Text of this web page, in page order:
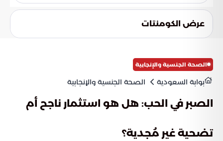
الأسر المتعففة، وزيارة المرضى وكبار السن، والمشاركة في الأعمال
عرض الكومنتات
الصحة الجنسية والإنجابية
بوابة السعودية الصحة الجنسية والإنجابية
الصبر في الحب: هل هو استثمار ناجح أم
تضحية غير مُجدية؟